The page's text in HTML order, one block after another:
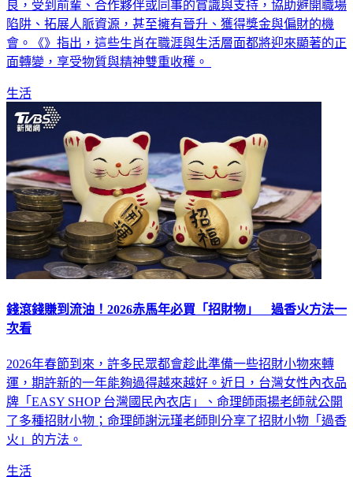
良，受到前輩、合作夥伴或同事的賞識與支持，協助避開職場
陷阱、拓展人脈資源，甚至擁有晉升、獲得獎金與偏財的機
會。《》指出，這些生肖在職涯與生活層面都將迎來顯著的正
面轉變，享受物質與精神雙重收穫。
生活
錢滾錢賺到流油！2026赤馬年必買「招財物」 過香火方法一
次看
2026年春節到來，許多民眾都會趁此準備一些招財小物來轉
運，期許新的一年能夠過得越來越好。近日，台灣女性內衣品
牌「EASY SHOP 台灣國民內衣店」、命理師雨揚老師就公開
了多種招財小物；命理師謝沅瑾老師則分享了招財小物「過香
火」的方法。
生活